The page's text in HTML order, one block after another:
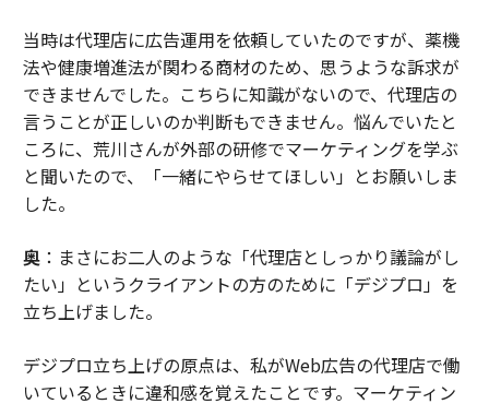
当時は代理店に広告運用を依頼していたのですが、薬機
法や健康増進法が関わる商材のため、思うような訴求が
できませんでした。こちらに知識がないので、代理店の
言うことが正しいのか判断もできません。悩んでいたと
ころに、荒川さんが外部の研修でマーケティングを学ぶ
と聞いたので、「一緒にやらせてほしい」とお願いしま
した。
奥：まさにお二人のような「代理店としっかり議論がし
たい」というクライアントの方のために「デジプロ」を
立ち上げました。
デジプロ立ち上げの原点は、私がWeb広告の代理店で働
いているときに違和感を覚えたことです。マーケティン